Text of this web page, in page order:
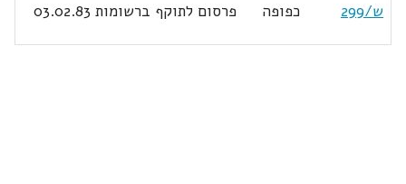
ש/299
כפופה פרסום לתוקף ברשומות 03.02.83